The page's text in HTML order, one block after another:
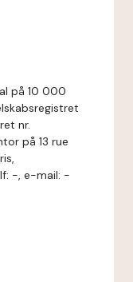
på 10 000
nr.
på 13 rue
-, e-mail: -